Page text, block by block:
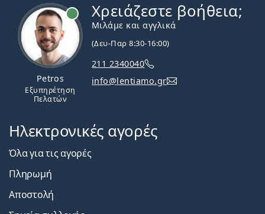
Petros
Εξυπηρέτηση
Πελατών
Χρειάζεστε βοήθεια;
Μιλάμε και αγγλικά
(Δευ-Παρ 8:30-16:00)
211 2340040
info@lentiamo.gr
Ηλεκτρονικές αγορές
Όλα για τις αγορές
Πληρωμή
Αποστολή